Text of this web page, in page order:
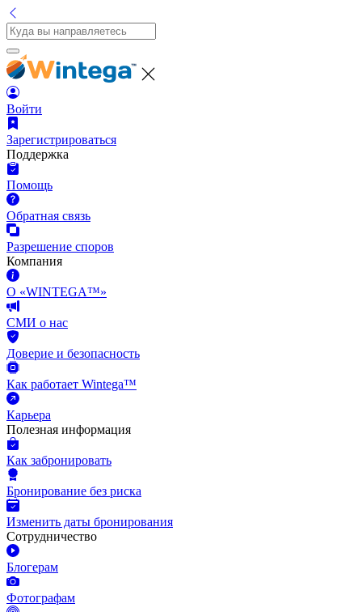
Войти
Зарегистрироваться
Поддержка
Помощь
Обратная связь
Разрешение споров
Компания
О «WINTEGA™»
СМИ о нас
Доверие и безопасность
Как работает Wintega™
Карьера
Полезная информация
Как забронировать
Бронирование без риска
Изменить даты бронирования
Сотрудничество
Блогерам
Фотографам